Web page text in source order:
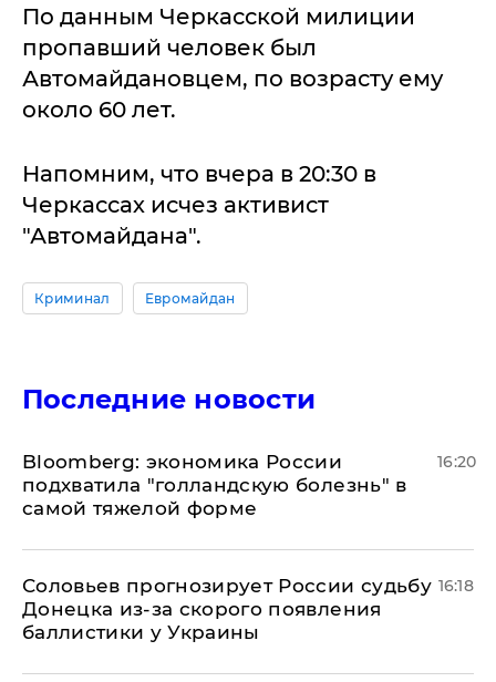
По данным Черкасской милиции
пропавший человек был
Автомайдановцем, по возрасту ему
около 60 лет.
Напомним, что вчера в 20:30 в
Черкассах исчез активист
"Автомайдана".
Криминал Евромайдан
Последние новости
Bloomberg: экономика России
подхватила "голландскую болезнь" в
самой тяжелой форме
16:20
Соловьев прогнозирует России судьбу
Донецка из-за скорого появления
баллистики у Украины
16:18